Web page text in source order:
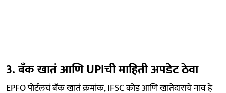
3. बँक खातं आणि UPIची माहिती अपडेट ठेवा
EPFO पोर्टलचं बँक खातं क्रमांक, IFSC कोड आणि खातेदाराचे नाव हे